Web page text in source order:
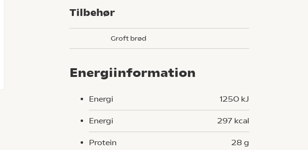
Tilbehør
Groft brød
Energiinformation
Energi 1250 kJ
Energi 297 kcal
Protein 28 g